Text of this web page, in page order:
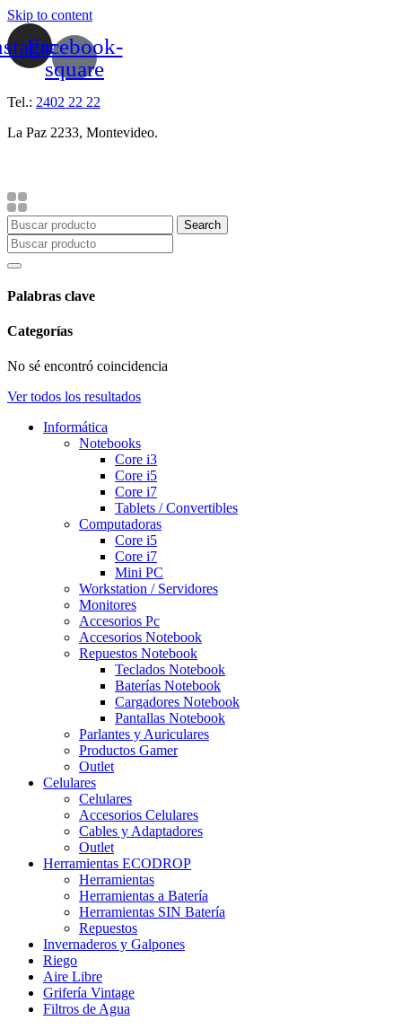
Skip to content
Facebook-
square
Tel.: 2402 22 22
La Paz 2233, Montevideo.
Search
Palabras clave
Categorías
No sé encontró coincidencia
Ver todos los resultados
Informática
Notebooks
Core i3
Core i5
Core i7
Tablets / Convertibles
Computadoras
Core i5
Core i7
Mini PC
Workstation / Servidores
Monitores
Accesorios Pc
Accesorios Notebook
Repuestos Notebook
Teclados Notebook
Baterías Notebook
Cargadores Notebook
Pantallas Notebook
Parlantes y Auriculares
Productos Gamer
Outlet
Celulares
Celulares
Accesorios Celulares
Cables y Adaptadores
Outlet
Herramientas ECODROP
Herramientas
Herramientas a Batería
Herramientas SIN Batería
Repuestos
Invernaderos y Galpones
Riego
Aire Libre
Grifería Vintage
Filtros de Agua